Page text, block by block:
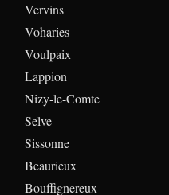
Vervins
Voharies
Voulpaix
Lappion
Nizy-le-Comte
Selve
Sissonne
Beaurieux
Bouffignereux